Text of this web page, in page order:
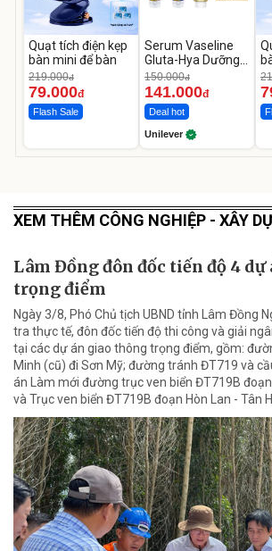
Quạt tích điện kẹp
bàn mini để bàn
219.000đ
79.000đ
Flash Sale
Serum Vaseline
Gluta-Hya Dưỡng
Da Sáng Mịn Sau 7
Ngày
150.000đ
141.000đ
Deal hot
Unilever
XEM THÊM CÔNG NGHIỆP - XÂY
Lâm Đồng đôn đốc tiến độ 4
trọng điểm
Ngày 3/8, Phó Chủ tịch UBND tỉnh Lâm Đồng
tra thực tế, đôn đốc tiến độ thi công và giải
tại các dự án giao thông trọng điểm, gồm:
Minh (cũ) đi Sơn Mỹ; đường tránh ĐT719 và
án Làm mới đường trục ven biển ĐT719B
và Trục ven biển ĐT719B đoạn Hòn Lan - Tân